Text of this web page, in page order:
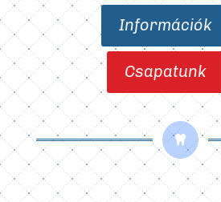
Információk
Csapatunk
